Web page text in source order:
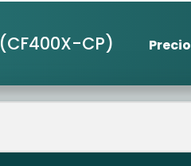
(CF400X-CP)